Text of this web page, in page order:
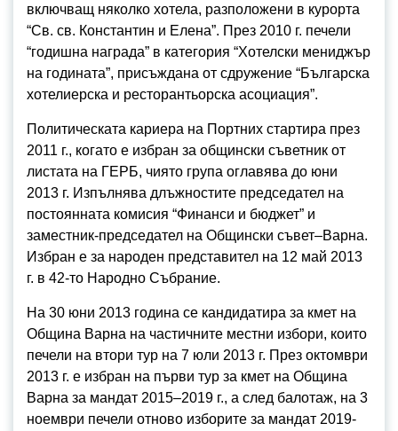
включващ няколко хотела, разположени в курорта
“Св. св. Константин и Елена”. През 2010 г. печели
“годишна награда” в категория “Хотелски мениджър
на годината”, присъждана от сдружение “Българска
хотелиерска и ресторантьорска асоциация”.
Политическата кариера на Портних стартира през
2011 г., когато е избран за общински съветник от
листата на ГЕРБ, чиято група оглавява до юни
2013 г. Изпълнява длъжностите председател на
постоянната комисия “Финанси и бюджет” и
заместник-председател на Общински съвет–Варна.
Избран е за народен представител на 12 май 2013
г. в 42-то Народно Събрание.
На 30 юни 2013 година се кандидатира за кмет на
Община Варна на частичните местни избори, които
печели на втори тур на 7 юли 2013 г. През октомври
2013 г. е избран на първи тур за кмет на Община
Варна за мандат 2015–2019 г., а след балотаж, на 3
ноември печели отново изборите за мандат 2019-